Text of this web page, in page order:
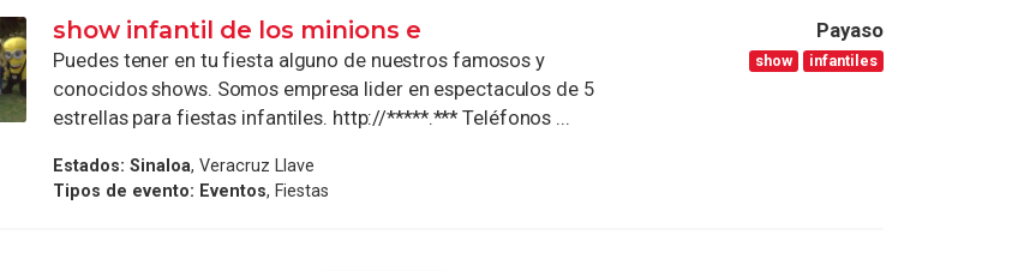
show infantil de los minions e
Puedes tener en tu fiesta alguno de nuestros famosos y
conocidos shows. Somos empresa lider en espectaculos de 5
estrellas para fiestas infantiles. http://*****.*** Teléfonos ...
Estados: Sinaloa, Veracruz Llave
Tipos de evento: Eventos, Fiestas
Payaso
show infantiles